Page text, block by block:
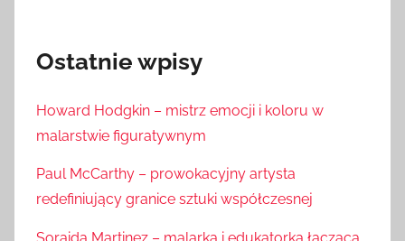
Ostatnie wpisy
Howard Hodgkin – mistrz emocji i koloru w
malarstwie figuratywnym
Paul McCarthy – prowokacyjny artysta
redefiniujący granice sztuki współczesnej
Soraida Martinez – malarka i edukatorka łącząca